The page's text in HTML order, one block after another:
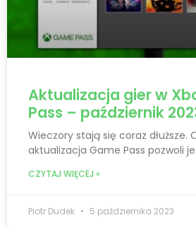
Aktualizacja gier w
Pass – październik
Wieczory stają się coraz dłuższe.
aktualizacja Game Pass pozwoli
CZYTAJ WIĘCEJ »
Piotr Dudek 5 października 2023